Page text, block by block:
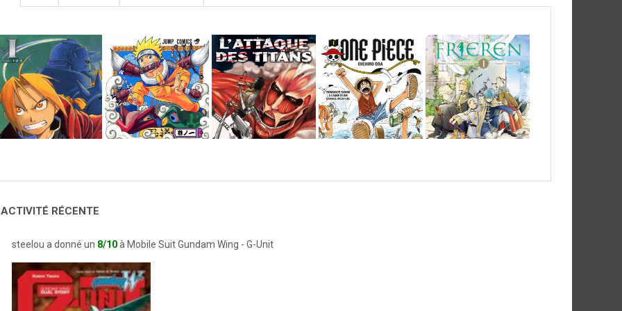
RÉCENTE
steelou a donné un 8/10à Mobile Suit Gundam Wing - G-Unit